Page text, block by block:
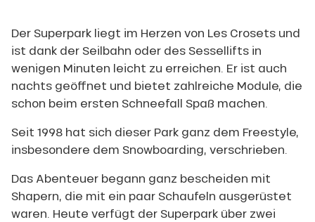
Der Superpark liegt im Herzen von Les Crosets und
ist dank der Seilbahn oder des Sessellifts in
wenigen Minuten leicht zu erreichen. Er ist auch
nachts geöffnet und bietet zahlreiche Module, die
schon beim ersten Schneefall Spaß machen.
Seit 1998 hat sich dieser Park ganz dem Freestyle,
insbesondere dem Snowboarding, verschrieben.
Das Abenteuer begann ganz bescheiden mit
Shapern, die mit ein paar Schaufeln ausgerüstet
waren. Heute verfügt der Superpark über zwei